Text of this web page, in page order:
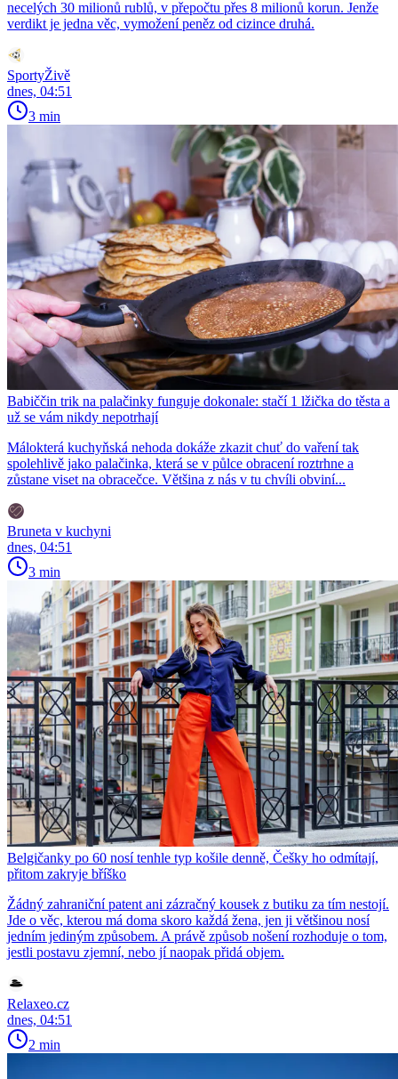
necelých 30 milionů rublů, v přepočtu přes 8 milionů korun. Jenže
verdikt je jedna věc, vymožení peněz od cizince druhá.
SportyŽivě
dnes, 04:51
3 min
Babiččin trik na palačinky funguje dokonale: stačí 1 lžička do těsta a
už se vám nikdy nepotrhají
Málokterá kuchyňská nehoda dokáže zkazit chuť do vaření tak
spolehlivě jako palačinka, která se v půlce obracení roztrhne a
zůstane viset na obracečce. Většina z nás v tu chvíli obviní...
Bruneta v kuchyni
dnes, 04:51
3 min
Belgičanky po 60 nosí tenhle typ košile denně, Češky ho odmítají,
přitom zakryje bříško
Žádný zahraniční patent ani zázračný kousek z butiku za tím nestojí.
Jde o věc, kterou má doma skoro každá žena, jen ji většinou nosí
jedním jediným způsobem. A právě způsob nošení rozhoduje o tom,
jestli postavu zjemní, nebo jí naopak přidá objem.
Relaxeo.cz
dnes, 04:51
2 min